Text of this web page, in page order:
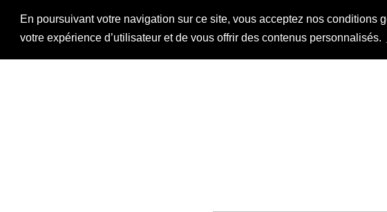
En poursuivant votre navigation sur ce site, vous acceptez nos conditions
votre expérience d’utilisateur et de vous offrir des contenus personnalisés.